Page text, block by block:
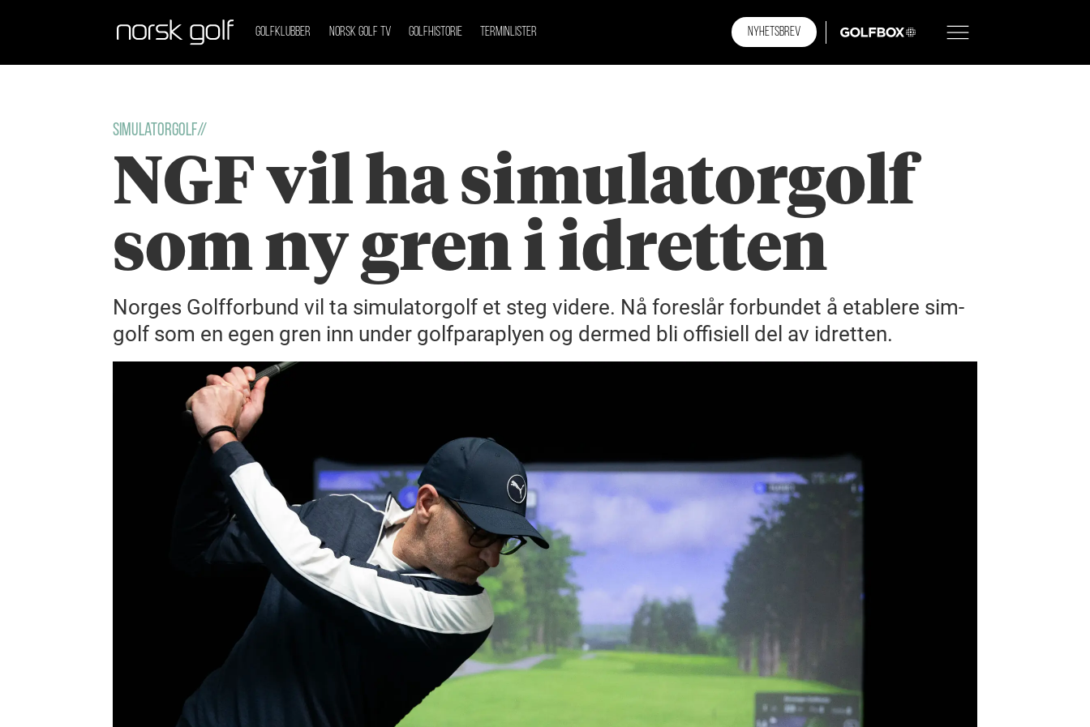
GOLFKLUBBER NORSK GOLF TV GOLFHISTORIE TERMINLISTER NYHETSBREV GOLFBOX
Simulatorgolf//
NGF vil ha simulatorgolf
som ny gren i idretten
Norges Golfforbund vil ta simulatorgolf et steg videre. Nå foreslår forbundet å etablere sim-
golf som en egen gren inn under golfparaplyen og dermed bli offisiell del av idretten.